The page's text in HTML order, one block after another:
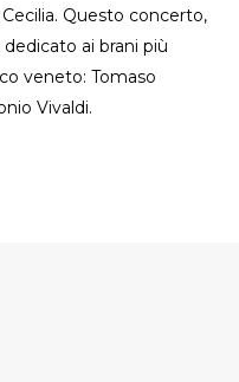
Questo concerto,
ai brani più
veneto: Tomaso
Vivaldi.